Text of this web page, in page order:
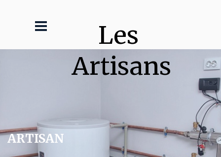
Les
Artisans
ARTISAN